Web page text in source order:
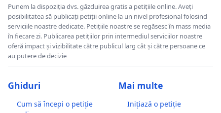
Punem la dispoziția dvs. găzduirea gratis a petițiile online. Aveți
posibilitatea să publicați petiții online la un nivel profesional folosind
serviciile noastre dedicate. Petițiile noastre se regăsesc în mass media
în fiecare zi. Publicarea petițiilor prin intermediul serviciilor noastre
oferă impact și vizibilitate către publicul larg cât și către persoane ce
au putere de decizie
Ghiduri
Cum să începi o petiție
Mai multe
Inițiază o petiție